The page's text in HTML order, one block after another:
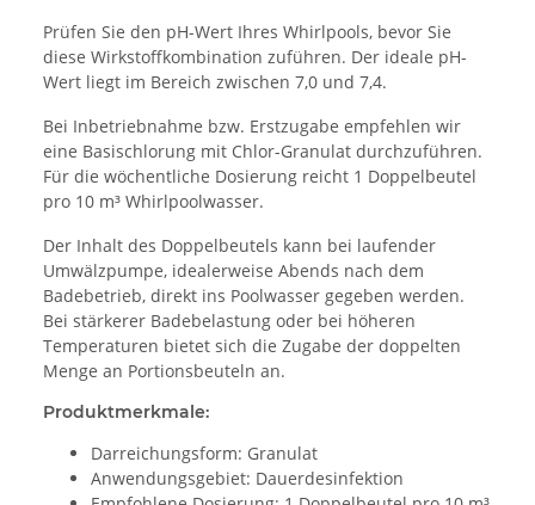
Prüfen Sie den pH-Wert Ihres Whirlpools, bevor Sie
diese Wirkstoffkombination zuführen. Der ideale pH-
Wert liegt im Bereich zwischen 7,0 und 7,4.
Bei Inbetriebnahme bzw. Erstzugabe empfehlen wir
eine Basischlorung mit Chlor-Granulat durchzuführen.
Für die wöchentliche Dosierung reicht 1 Doppelbeutel
pro 10 m³ Whirlpoolwasser.
Der Inhalt des Doppelbeutels kann bei laufender
Umwälzpumpe, idealerweise Abends nach dem
Badebetrieb, direkt ins Poolwasser gegeben werden.
Bei stärkerer Badebelastung oder bei höheren
Temperaturen bietet sich die Zugabe der doppelten
Menge an Portionsbeuteln an.
Produktmerkmale:
Darreichungsform: Granulat
Anwendungsgebiet: Dauerdesinfektion